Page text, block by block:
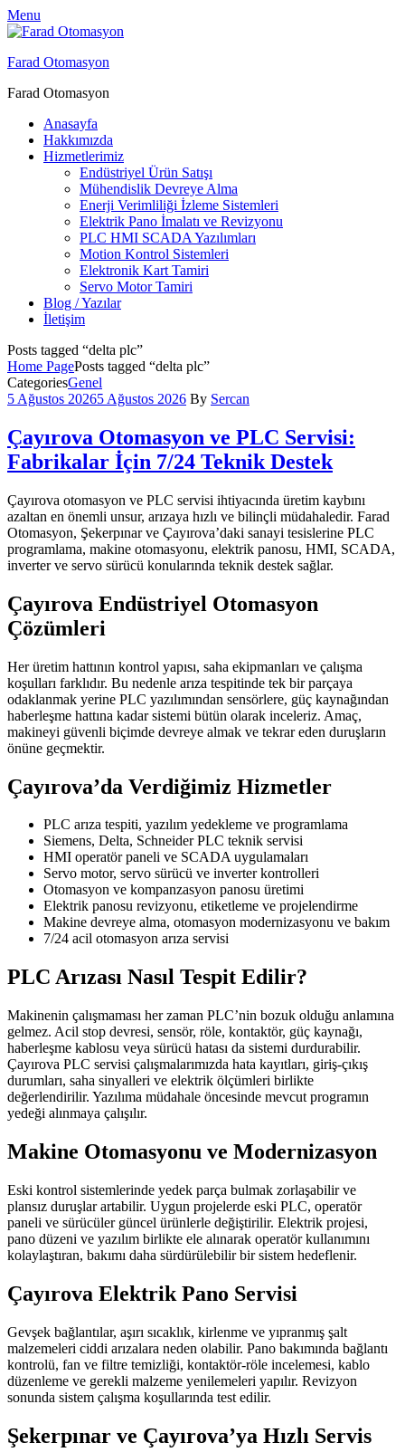
Menu
Farad Otomasyon
Farad Otomasyon
Anasayfa
Hakkımızda
Hizmetlerimiz
Endüstriyel Ürün Satışı
Mühendislik Devreye Alma
Enerji Verimliliği İzleme Sistemleri
Elektrik Pano İmalatı ve Revizyonu
PLC HMI SCADA Yazılımları
Motion Kontrol Sistemleri
Elektronik Kart Tamiri
Servo Motor Tamiri
Blog / Yazılar
İletişim
Posts tagged “delta plc”
Home PagePosts tagged “delta plc”
CategoriesGenel
5 Ağustos 20265 Ağustos 2026 By Sercan
Çayırova Otomasyon ve PLC Servisi:
Fabrikalar İçin 7/24 Teknik Destek
Çayırova otomasyon ve PLC servisi ihtiyacında üretim kaybını
azaltan en önemli unsur, arızaya hızlı ve bilinçli müdahaledir. Farad
Otomasyon, Şekerpınar ve Çayırova’daki sanayi tesislerine PLC
programlama, makine otomasyonu, elektrik panosu, HMI, SCADA,
inverter ve servo sürücü konularında teknik destek sağlar.
Çayırova Endüstriyel Otomasyon
Çözümleri
Her üretim hattının kontrol yapısı, saha ekipmanları ve çalışma
koşulları farklıdır. Bu nedenle arıza tespitinde tek bir parçaya
odaklanmak yerine PLC yazılımından sensörlere, güç kaynağından
haberleşme hattına kadar sistemi bütün olarak inceleriz. Amaç,
makineyi güvenli biçimde devreye almak ve tekrar eden duruşların
önüne geçmektir.
Çayırova’da Verdiğimiz Hizmetler
PLC arıza tespiti, yazılım yedekleme ve programlama
Siemens, Delta, Schneider PLC teknik servisi
HMI operatör paneli ve SCADA uygulamaları
Servo motor, servo sürücü ve inverter kontrolleri
Otomasyon ve kompanzasyon panosu üretimi
Elektrik panosu revizyonu, etiketleme ve projelendirme
Makine devreye alma, otomasyon modernizasyonu ve bakım
7/24 acil otomasyon arıza servisi
PLC Arızası Nasıl Tespit Edilir?
Makinenin çalışmaması her zaman PLC’nin bozuk olduğu anlamına
gelmez. Acil stop devresi, sensör, röle, kontaktör, güç kaynağı,
haberleşme kablosu veya sürücü hatası da sistemi durdurabilir.
Çayırova PLC servisi çalışmalarımızda hata kayıtları, giriş-çıkış
durumları, saha sinyalleri ve elektrik ölçümleri birlikte
değerlendirilir. Yazılıma müdahale öncesinde mevcut programın
yedeği alınmaya çalışılır.
Makine Otomasyonu ve Modernizasyon
Eski kontrol sistemlerinde yedek parça bulmak zorlaşabilir ve
plansız duruşlar artabilir. Uygun projelerde eski PLC, operatör
paneli ve sürücüler güncel ürünlerle değiştirilir. Elektrik projesi,
pano düzeni ve yazılım birlikte ele alınarak operatör kullanımını
kolaylaştıran, bakımı daha sürdürülebilir bir sistem hedeflenir.
Çayırova Elektrik Pano Servisi
Gevşek bağlantılar, aşırı sıcaklık, kirlenme ve yıpranmış şalt
malzemeleri ciddi arızalara neden olabilir. Pano bakımında bağlantı
kontrolü, fan ve filtre temizliği, kontaktör-röle incelemesi, kablo
düzenleme ve gerekli malzeme yenilemeleri yapılır. Revizyon
sonunda sistem çalışma koşullarında test edilir.
Şekerpınar ve Çayırova’ya Hızlı Servis